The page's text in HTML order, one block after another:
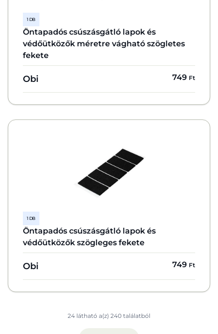
1 DB
Öntapadós csúszásgátló lapok és
védőütközők méretre vágható szögletes
fekete
Obi 749 Ft
1 DB
Öntapadós csúszásgátló lapok és
védőütközők szögleges fekete
Obi 749 Ft
24 látható a(z) 240 találatból